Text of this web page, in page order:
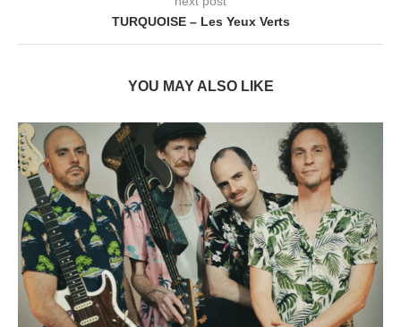
TURQUOISE – Les Yeux Verts
YOU MAY ALSO LIKE